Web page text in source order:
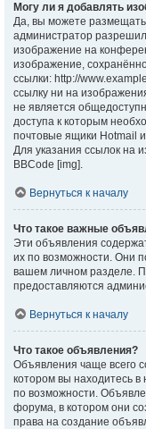
Могу ли я добавлять
Да, вы можете
администратор
изображение на
изображение,
ссылки: http://
ссылку ни на
не является
доступа к которым
почтовые ящики Hotmail
Для указания ссылок на
BBCode [img].
Вернуться к началу
Что такое важные
Эти объявления
их по возможности. Они
вашем личном разделе.
предоставляются
Вернуться к началу
Что такое объявления?
Объявления чаще всего
котором вы находитесь
по возможности.
форума, в котором они
права на создание